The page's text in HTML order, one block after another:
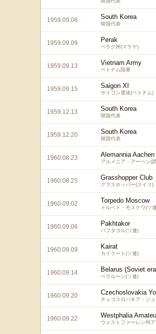
1959.09.06 South Korea
韓国代表
1959.09.09 Perak
ペラク州(マラヤ)
1959.09.13 Vietnam Army
ベトナム陸軍
1959.09.15 Saigon XI
サイゴン選抜(ベトナム)
1959.12.13 South Korea
韓国代表
1959.12.20 South Korea
韓国代表
1960.08.23 Alemannia Aachen
アルメニア・アーヘン(
1960.08.25 Grasshopper Club
グラスホッパー(スイス)
1960.09.02 Torpedo Moscow
トルペド・モスクワ(ソ
1960.09.06 Pakhtakor
パフタコル(ソ連)
1960.09.09 Kairat
カイラート(ソ連)
1960.09.14 Belarus (Soviet
ベラルーシ(ソ連)
1960.09.20 Czechoslovakia
チェコスロバキア・ジ
1960.09.22 Westphalia
ウェストファーレン州